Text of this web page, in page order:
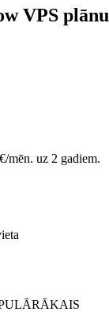
VPS plānu
mēn. uz 2 gadiem.